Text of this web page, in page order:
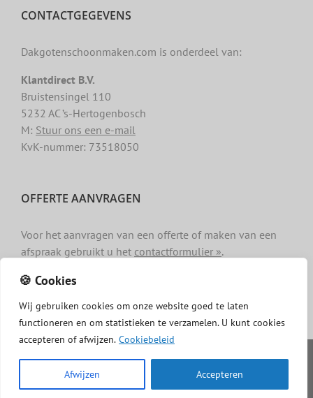
🍪 Cookies
Wij gebruiken cookies om onze website goed te laten
functioneren en om statistieken te verzamelen. U kunt cookies
accepteren of afwijzen. Cookiebeleid
Afwijzen Accepteren
CONTACTGEGEVENS
Dakgotenschoonmaken.com is onderdeel van:
Klantdirect B.V.
Bruistensingel 110
5232 AC ’s-Hertogenbosch
M: Stuur ons een e-mail
KvK-nummer: 73518050
OFFERTE AANVRAGEN
Voor het aanvragen van een offerte of maken van een
afspraak gebruikt u het contactformulier ».
Copyright -Dakgotenschoonmaken.com|Privacy|Algemene
voorwaarden
Disclaimer